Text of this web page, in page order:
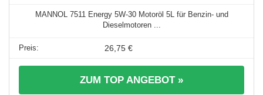
MANNOL 7511 Energy 5W-30 Motoröl 5L für Benzin- und
Dieselmotoren ...
26,75 €
ZUM TOP ANGEBOT »